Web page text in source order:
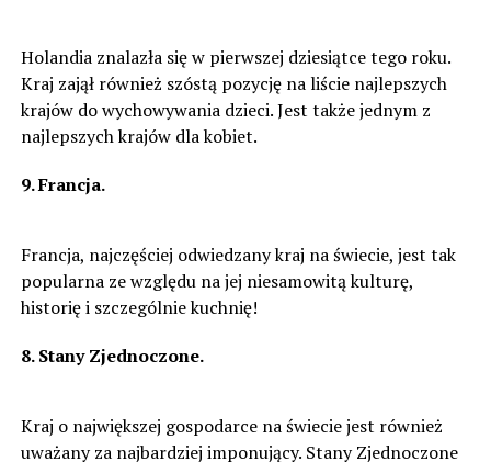
Holandia znalazła się w pierwszej dziesiątce tego roku.
Kraj zajął również szóstą pozycję na liście najlepszych
krajów do wychowywania dzieci. Jest także jednym z
najlepszych krajów dla kobiet.
9. Francja.
Francja, najczęściej odwiedzany kraj na świecie, jest tak
popularna ze względu na jej niesamowitą kulturę,
historię i szczególnie kuchnię!
8. Stany Zjednoczone.
Kraj o największej gospodarce na świecie jest również
uważany za najbardziej imponujący. Stany Zjednoczone